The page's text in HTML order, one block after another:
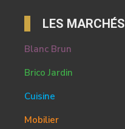
LES MARCHÉS
Blanc Brun
Brico Jardin
Cuisine
Mobilier